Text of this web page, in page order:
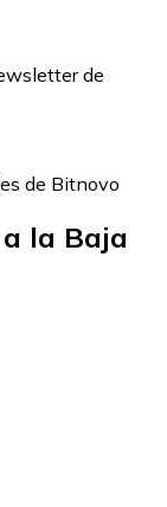
de
de Bitnovo
la Baja